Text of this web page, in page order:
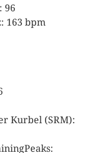
96
163 bpm
Kurbel (SRM):